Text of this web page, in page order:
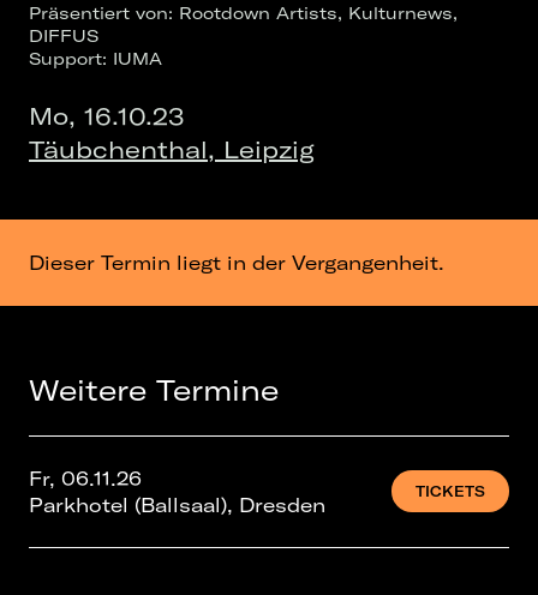
Präsentiert von: Rootdown Artists, Kulturnews,
DIFFUS
Support: IUMA
Mo, 16.10.23
Täubchenthal, Leipzig
Dieser Termin liegt in der Vergangenheit.
Weitere Termine
Fr, 06.11.26
Parkhotel (Ballsaal), Dresden
TICKETS